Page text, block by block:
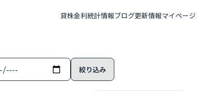
貸株金利統計情報ブログ更新情報マイページ